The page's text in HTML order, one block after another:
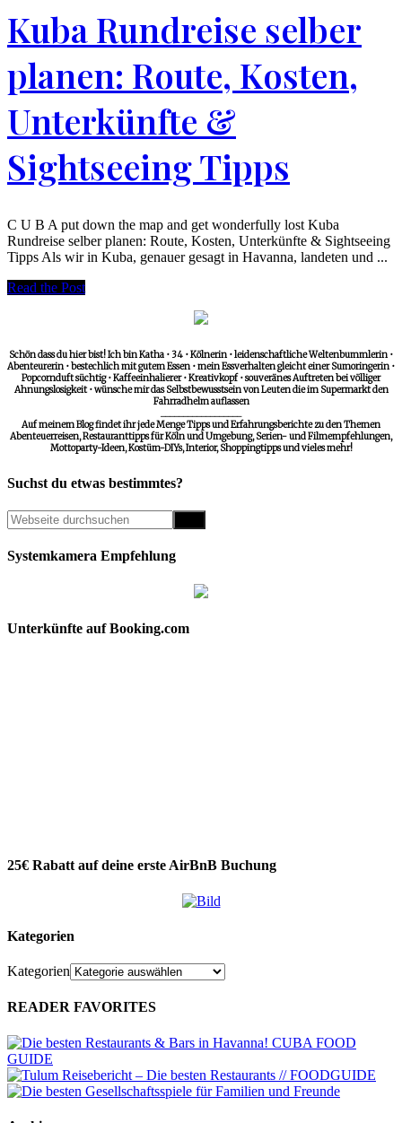
Kuba Rundreise selber
planen: Route, Kosten,
Unterkünfte &
Sightseeing Tipps
C U B A put down the map and get wonderfully lost Kuba
Rundreise selber planen: Route, Kosten, Unterkünfte & Sightseeing
Tipps Als wir in Kuba, genauer gesagt in Havanna, landeten und ...
Read the Post
Schön dass du hier bist! Ich bin Katha • 34 • Kölnerin • leidenschaftliche Weltenbummlerin •
Abenteurerin • bestechlich mit gutem Essen • mein Essverhalten gleicht einer Sumoringerin •
Popcornduft süchtig • Kaffeeinhalierer • Kreativkopf • souveränes Auftreten bei völliger
Ahnungslosigkeit • wünsche mir das Selbstbewusstsein von Leuten die im Supermarkt den
Fahrradhelm auflassen
__________________
Auf meinem Blog findet ihr jede Menge Tipps und Erfahrungsberichte zu den Themen
Abenteuerreisen, Restauranttipps für Köln und Umgebung, Serien- und Filmempfehlungen,
Mottoparty-Ideen, Kostüm-DIYs, Interior, Shoppingtipps und vieles mehr!
Suchst du etwas bestimmtes?
Systemkamera Empfehlung
Unterkünfte auf Booking.com
25€ Rabatt auf deine erste AirBnB Buchung
Kategorien
Kategorien
READER FAVORITES